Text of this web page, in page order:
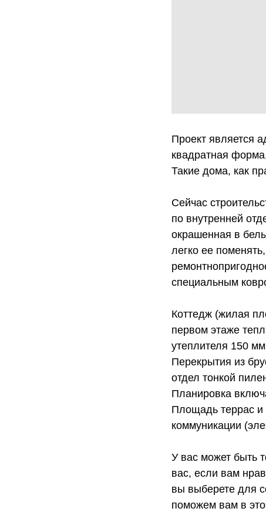
Проект является
квадратная
Такие дома, как
Сейчас
по внутренней
окрашенная в
легко ее
специальным
Коттедж (жилая
первом этаже
утеплителя 150
Перекрытия из
отдел тонкой
Планировка
Площадь террас и
коммуникации
У вас может быть
вас, если вам
вы выберете для
поможем вам в